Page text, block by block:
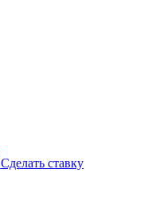
Сделать ставку